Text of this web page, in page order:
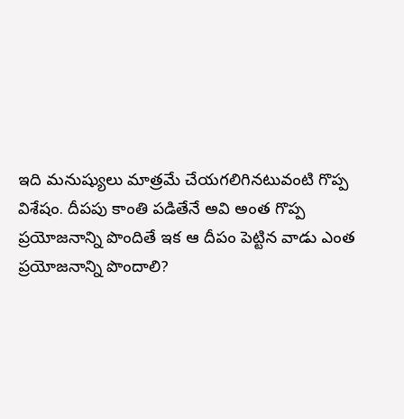
ఇది మనుష్యులు మాత్రమే చేయగలిగినటువంటి గొప్ప
విశేషం. దీపపు కాంతి పడితేనే అవి అంత గొప్ప
ప్రయోజనాన్ని పొందితే ఇక ఆ దీపం పెట్టిన వాడు ఎంత
ప్రయోజనాన్ని పొందాలి?